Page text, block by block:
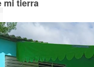
mi tierra